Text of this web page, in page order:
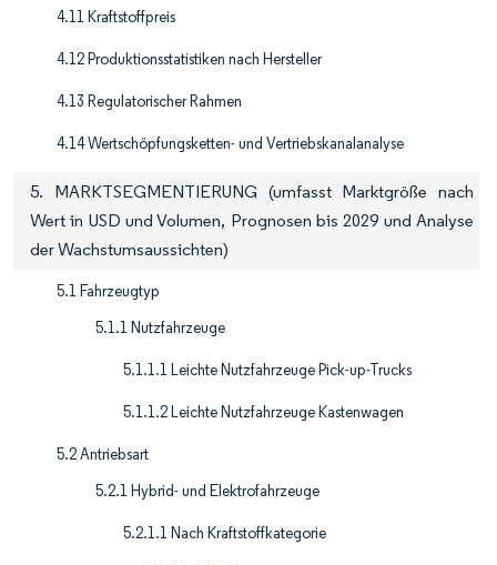
4.11 Kraftstoffpreis
4.12 Produktionsstatistiken nach Hersteller
4.13 Regulatorischer Rahmen
4.14 Wertschöpfungsketten- und Vertriebskanalanalyse
5. MARKTSEGMENTIERUNG (umfasst Marktgröße nach
Wert in USD und Volumen, Prognosen bis 2029 und Analyse
der Wachstumsaussichten)
5.1 Fahrzeugtyp
5.1.1 Nutzfahrzeuge
5.1.1.1 Leichte Nutzfahrzeuge Pick-up-Trucks
5.1.1.2 Leichte Nutzfahrzeuge Kastenwagen
5.2 Antriebsart
5.2.1 Hybrid- und Elektrofahrzeuge
5.2.1.1 Nach Kraftstoffkategorie